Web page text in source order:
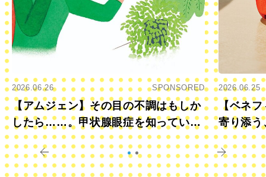
2026.06.26 SPONSORED
【アムジェン】その目の不調はもしか
したら……。甲状腺眼症を知っていま
すか？
2026.06.25
【ベネフ
寄り添う
きに